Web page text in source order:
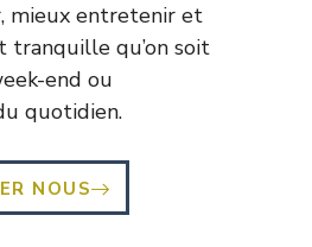
mieux entretenir et
tranquille qu’on soit
end ou
quotidien.
NOUS